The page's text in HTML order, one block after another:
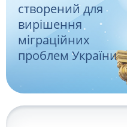
створений для
вирішення
міграційних
проблем України